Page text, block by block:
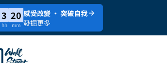
3
hh
20
mm
感受改變 · 突破自我
發掘更多